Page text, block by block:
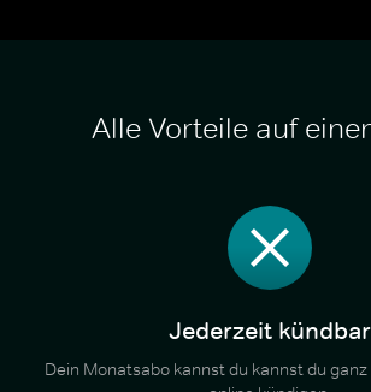
Alle Vorteile auf
Jederzeit kündbar
Dein Monatsabo kannst du kannst du